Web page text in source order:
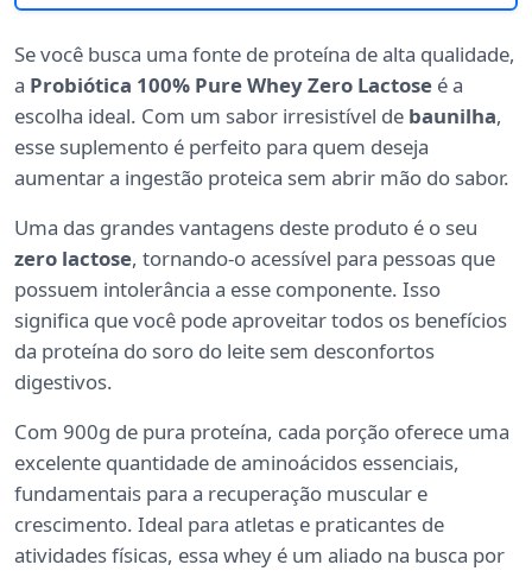
Se você busca uma fonte de proteína de alta qualidade,
a Probiótica 100% Pure Whey Zero Lactose é a
escolha ideal. Com um sabor irresistível de baunilha,
esse suplemento é perfeito para quem deseja
aumentar a ingestão proteica sem abrir mão do sabor.
Uma das grandes vantagens deste produto é o seu
zero lactose, tornando-o acessível para pessoas que
possuem intolerância a esse componente. Isso
significa que você pode aproveitar todos os benefícios
da proteína do soro do leite sem desconfortos
digestivos.
Com 900g de pura proteína, cada porção oferece uma
excelente quantidade de aminoácidos essenciais,
fundamentais para a recuperação muscular e
crescimento. Ideal para atletas e praticantes de
atividades físicas, essa whey é um aliado na busca por